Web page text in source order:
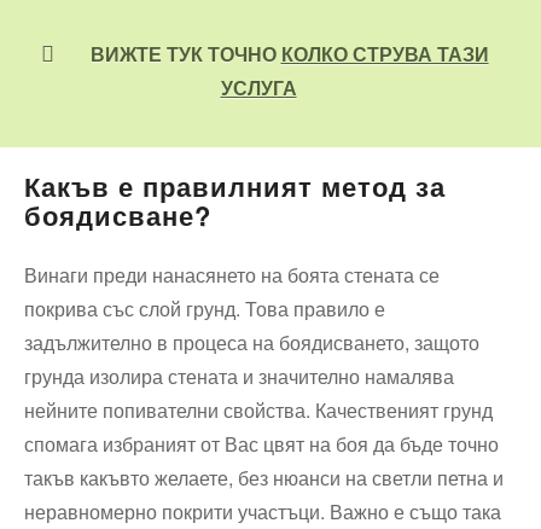
ВИЖТЕ ТУК ТОЧНО КОЛКО СТРУВА ТАЗИ
УСЛУГА
Какъв е правилният метод за
боядисване?
Винаги преди нанасянето на боята стената се
покрива със слой грунд. Това правило е
задължително в процеса на боядисването, защото
грунда изолира стената и значително намалява
нейните попивателни свойства. Качественият грунд
спомага избраният от Вас цвят на боя да бъде точно
такъв какъвто желаете, без нюанси на светли петна и
неравномерно покрити участъци. Важно е също така